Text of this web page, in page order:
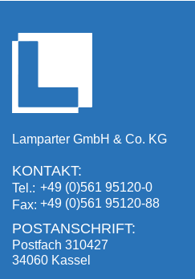
Lamparter GmbH & Co. KG
KONTAKT:
Tel.
+49 (0)561 95120-0
Fax +49 (0)561 95120-88
POSTANSCHRIFT:
Postfach 310427
34060 Kassel